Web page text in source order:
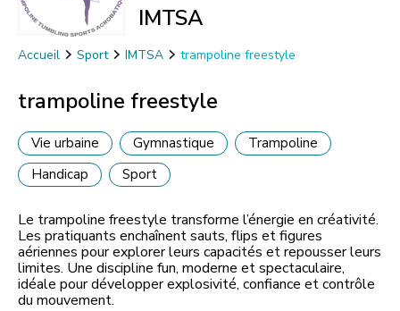
IMTSA
Accueil Sport IMTSA trampoline freestyle
trampoline freestyle
Vie urbaine Gymnastique
Trampoline
Handicap
Sport
Le trampoline freestyle transforme l’énergie en créativité.
Les pratiquants enchaînent sauts, flips et figures
aériennes pour explorer leurs capacités et repousser leurs
limites. Une discipline fun, moderne et spectaculaire,
idéale pour développer explosivité, confiance et contrôle
du mouvement.